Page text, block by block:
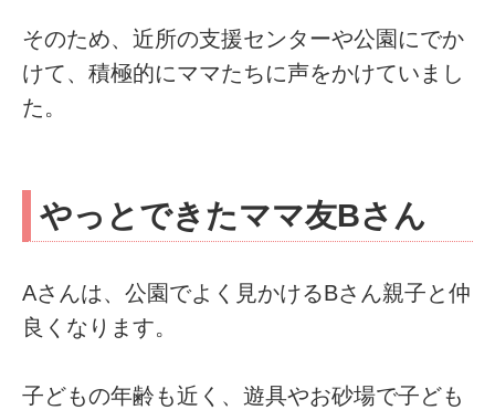
そのため、近所の支援センターや公園にでか
けて、積極的にママたちに声をかけていまし
た。
やっとできたママ友Bさん
Aさんは、公園でよく見かけるBさん親子と仲
良くなります。
子どもの年齢も近く、遊具やお砂場で子ども